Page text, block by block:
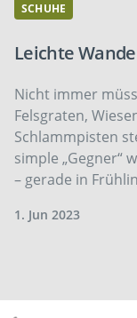
SCHUHE
Leichte
Nicht immer
Felsgraten,
Schlammpisten
simple „Gegner“
– gerade in
1. Jun 2023